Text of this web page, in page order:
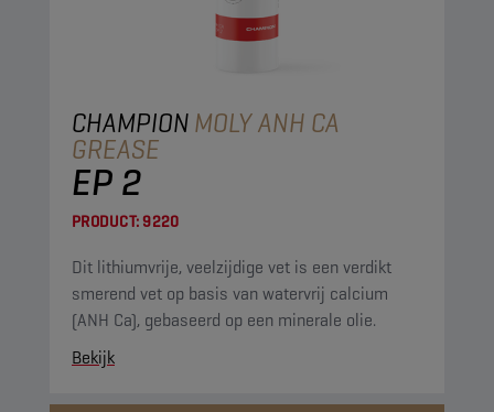
CHAMPIONMOLY ANH CA
GREASE
EP 2
PRODUCT:9220
Dit lithiumvrije, veelzijdige vet is een verdikt
smerend vet op basis van watervrij calcium
(ANH Ca), gebaseerd op een minerale olie.
Bekijk